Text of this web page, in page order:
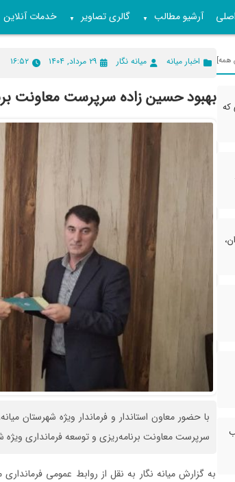
آرشیو مطالب ▼ گالری تصاویر ▼ خدمات آنلاین
همه]
که
اخبار میانه میانه نگار ۲۹ مرداد, ۱۴۰۴ ۱۶:۵۲
بهبود حسین زاده سرپرست معاونت
با حضور معاون استاندار و فرماندار ویژه شهرستان
سرپرست معاونت برنامه‌ریزی و توسعه فرمانداری
به گزارش میانه نگار به نقل از روابط عمومی